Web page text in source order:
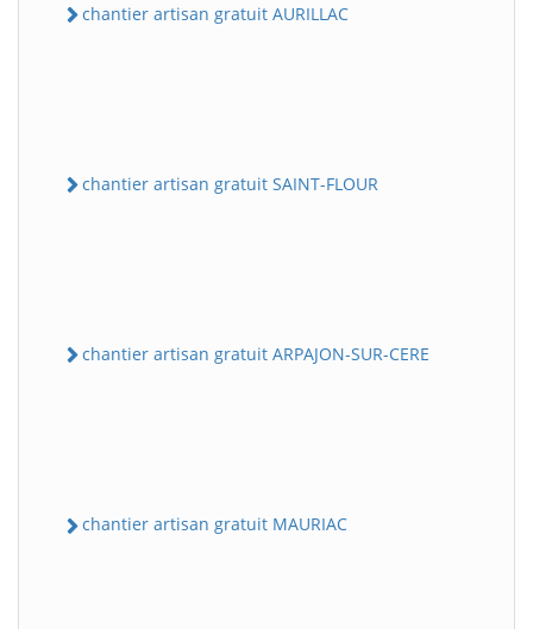
chantier artisan gratuit AURILLAC
chantier artisan gratuit SAINT-FLOUR
chantier artisan gratuit ARPAJON-SUR-CERE
chantier artisan gratuit MAURIAC